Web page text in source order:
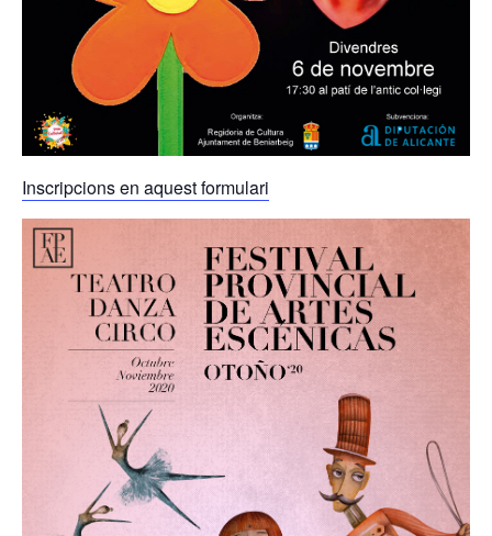
Inscripcions en aquest formulari